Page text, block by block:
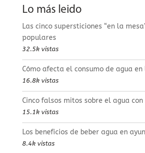
Lo más leido
Las cinco supersticiones “en la
populares
32.5k vistas
Cómo afecta el consumo de agua
16.8k vistas
Cinco falsos mitos sobre el agua con
15.1k vistas
Los beneficios de beber agua en
8.4k vistas